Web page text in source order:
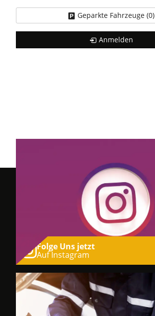
Geparkte Fahrzeuge (0)
Anmelden
Folge Uns jetzt
Auf Instagram